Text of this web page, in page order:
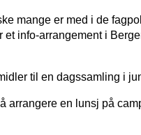
mange er med i de
et info-arrangement i
til en dagssamling i
arrangere en lunsj på